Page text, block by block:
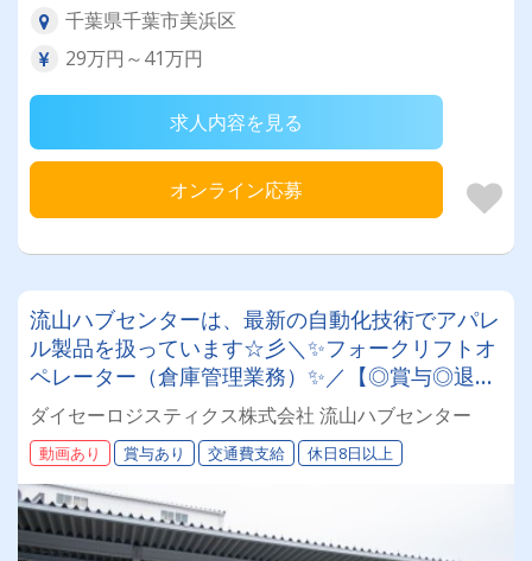
千葉県千葉市美浜区
29万円～41万円
求人内容を見る
オンライン応募
流山ハブセンターは、最新の自動化技術でアパレ
ル製品を扱っています☆彡＼✨フォークリフトオ
ペレーター（倉庫管理業務）✨／【◎賞与◎退職
金◎月9日以上休み】厚待遇で働きやすい♪♪入社
後、フォークリフト免許の取得も可能です☆彡
ダイセーロジスティクス株式会社 流山ハブセンター
動画あり 賞与あり 交通費支給 休日8日以上